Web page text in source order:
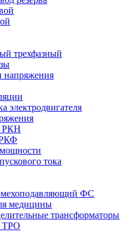
трехфазный
напряжения
электродвигателя
РКН
тока
ФС
медицины
трансформаторы
ТРО